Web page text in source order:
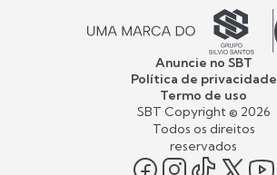
Anuncie no SBT
Política de privacidade
Termo de uso
SBT Copyright © 2026
Todos os direitos
reservados